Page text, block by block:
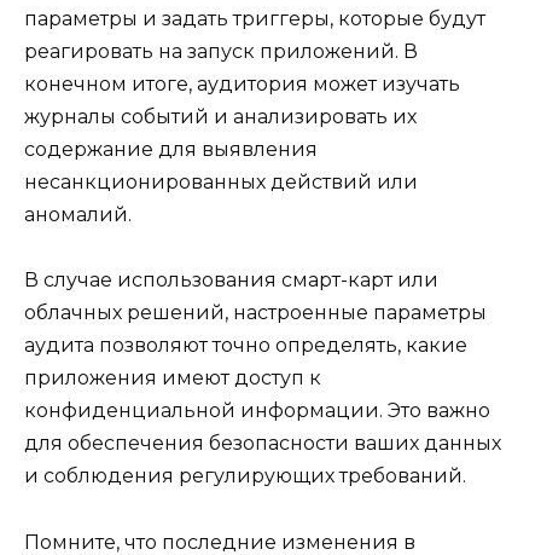
параметры и задать триггеры, которые будут
реагировать на запуск приложений. В
конечном итоге, аудитория может изучать
журналы событий и анализировать их
содержание для выявления
несанкционированных действий или
аномалий.
В случае использования смарт-карт или
облачных решений, настроенные параметры
аудита позволяют точно определять, какие
приложения имеют доступ к
конфиденциальной информации. Это важно
для обеспечения безопасности ваших данных
и соблюдения регулирующих требований.
Помните, что последние изменения в